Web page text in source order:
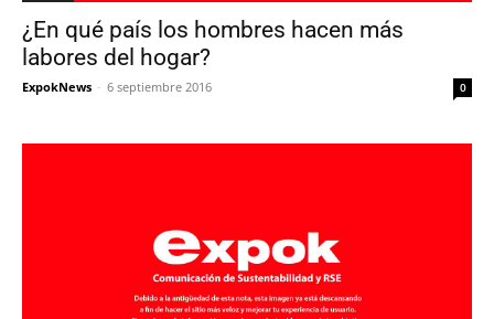
¿En qué país los hombres hacen más
labores del hogar?
ExpokNews - 6 septiembre 2016 0